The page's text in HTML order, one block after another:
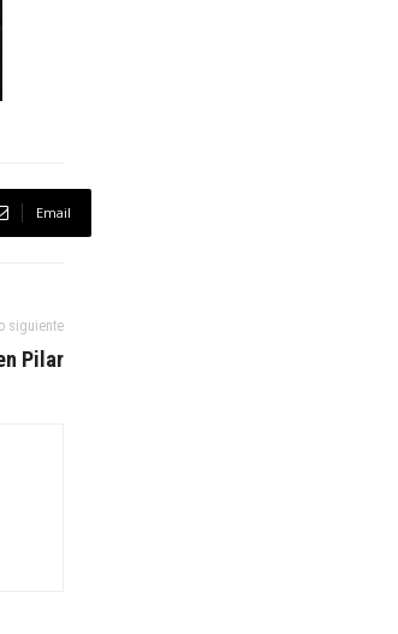
Email
siguiente
Pilar